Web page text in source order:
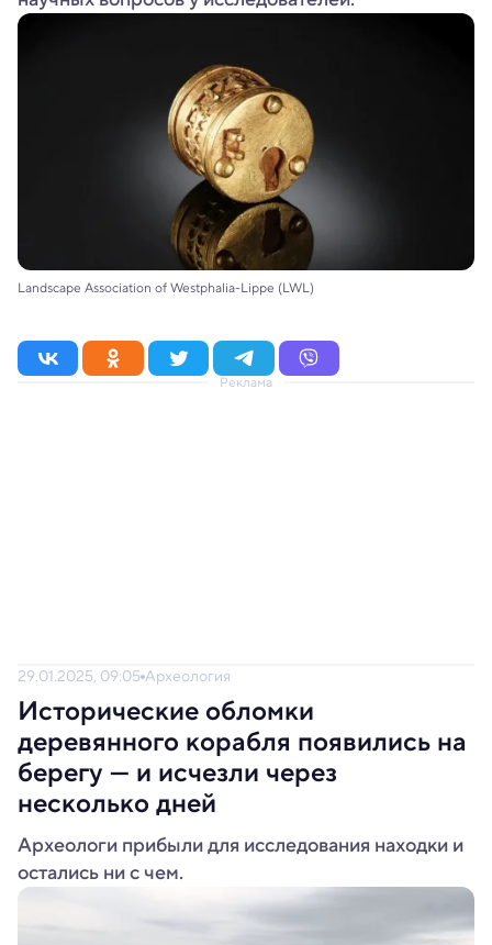
Landscape Association of Westphalia-Lippe (LWL)
Реклама
29.01.2025, 09:05 Археология
Исторические обломки
деревянного корабля появились на
берегу — и исчезли через
несколько дней
Археологи прибыли для исследования находки и
остались ни с чем.